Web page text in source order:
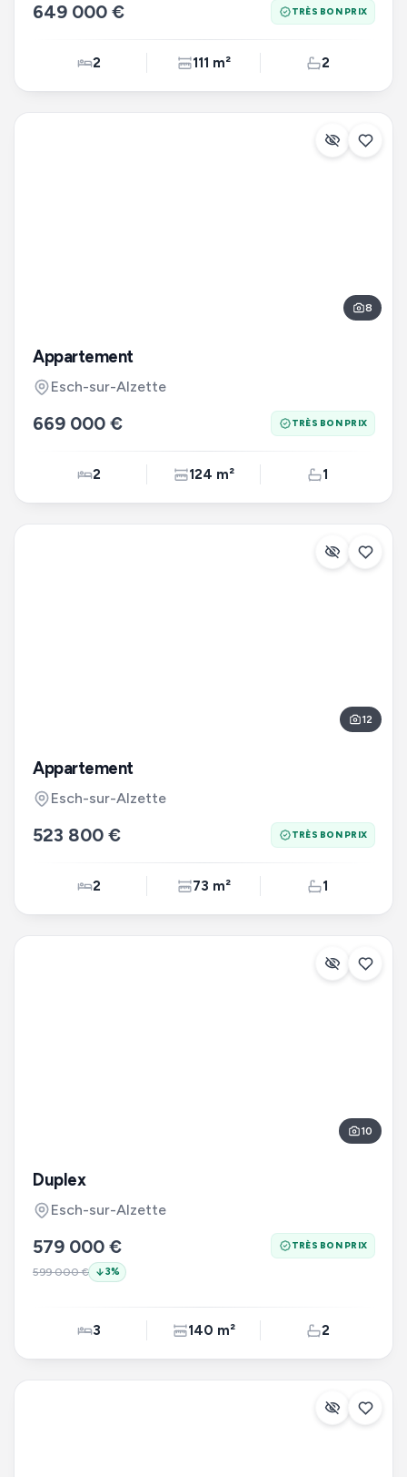
649 000 € TRÈS BON PRIX
2 111 m² 2
8
Appartement
Esch-sur-Alzette
669 000 € TRÈS BON PRIX
2 124 m² 1
12
Appartement
Esch-sur-Alzette
523 800 € TRÈS BON PRIX
2 73 m² 1
10
Duplex
Esch-sur-Alzette
579 000 €
599 000 € 3%
TRÈS BON PRIX
3 140 m² 2